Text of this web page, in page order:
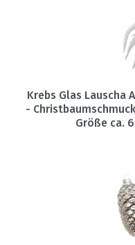
Krebs Glas Lauscha
-
Größe ca.